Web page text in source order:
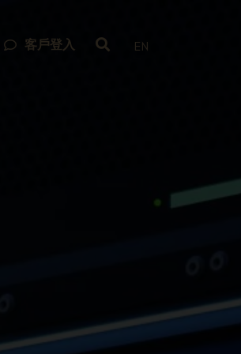
客戶登入 EN